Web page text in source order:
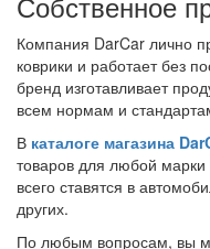
Компания DarCar лично
коврики и работает без
бренд изготавливает
всем нормам и
В каталоге магазина
товаров для любой
всего ставятся в
других.
По любым вопросам, вы